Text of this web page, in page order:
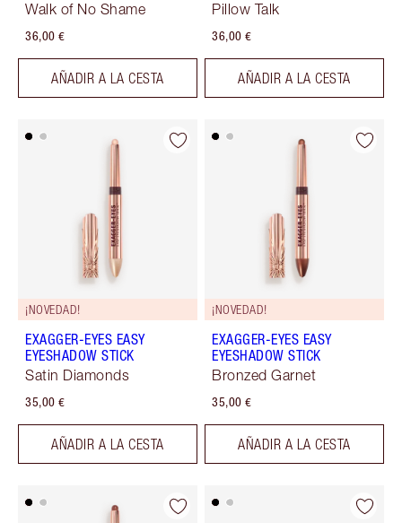
Walk of No Shame
36,00 €
AÑADIR A LA CESTA
Pillow Talk
36,00 €
AÑADIR A LA CESTA
¡NOVEDAD!
EXAGGER-EYES EASY
EYESHADOW STICK
Satin Diamonds
35,00 €
AÑADIR A LA CESTA
¡NOVEDAD!
EXAGGER-EYES EASY
EYESHADOW STICK
Bronzed Garnet
35,00 €
AÑADIR A LA CESTA